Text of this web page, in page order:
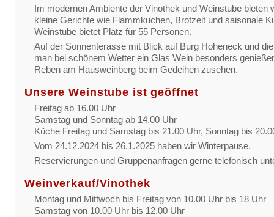
Im modernen Ambiente der Vinothek und Weinstube bieten
kleine Gerichte wie Flammkuchen, Brotzeit und saisonale
Weinstube bietet Platz für 55 Personen.
Auf der Sonnenterasse mit Blick auf Burg Hoheneck und
man bei schönem Wetter ein Glas Wein besonders
Reben am Hausweinberg beim Gedeihen zusehen.
Unsere Weinstube ist geöffnet
Freitag ab 16.00 Uhr
Samstag und Sonntag ab 14.00 Uhr
Küche Freitag und Samstag bis 21.00 Uhr, Sonntag bis
Vom 24.12.2024 bis 26.1.2025 haben wir Winterpause.
Reservierungen und Gruppenanfragen gerne telefonisch
Weinverkauf/Vinothek
Montag und Mittwoch bis Freitag von 10.00 Uhr bis 18 Uhr
Samstag von 10.00 Uhr bis 12.00 Uhr